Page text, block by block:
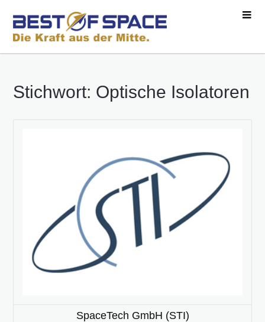
Stichwort: Optische Isolatoren
SpaceTech GmbH (STI)